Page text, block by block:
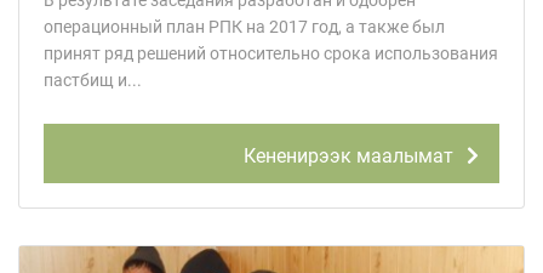
операционный план РПК на 2017 год, а также был
принят ряд решений относительно срока использования
пастбищ и...
Кененирээк маалымат